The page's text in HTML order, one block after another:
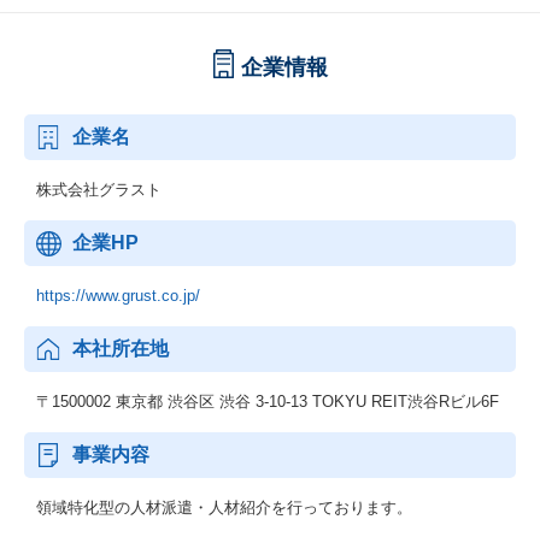
企業情報
企業名
株式会社グラスト
企業HP
https://www.grust.co.jp/
本社所在地
〒1500002 東京都 渋谷区 渋谷 3-10-13 TOKYU REIT渋谷Rビル6F
事業内容
領域特化型の人材派遣・人材紹介を行っております。